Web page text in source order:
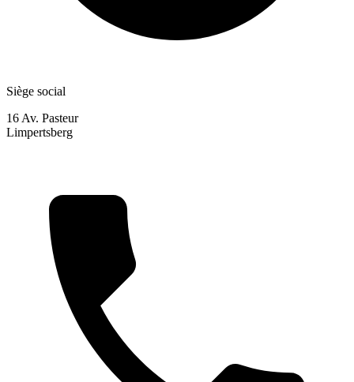
Siège social
16 Av. Pasteur
Limpertsberg